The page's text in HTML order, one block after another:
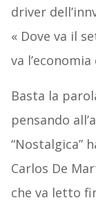
driver
« Dove va il
va
Basta la
pensando
“Nostalgica”
Carlos De
che va letto